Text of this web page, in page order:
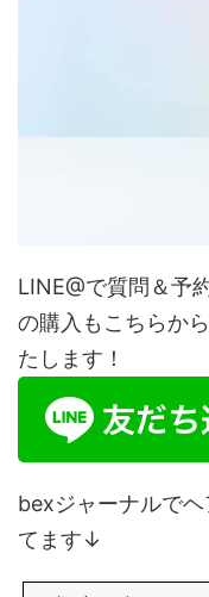
LINE@で質問＆予
の購入もこちらか
たします！
bexジャーナルで
てます↓